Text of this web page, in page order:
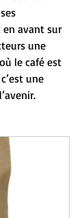
en avant sur
une
le café est
une